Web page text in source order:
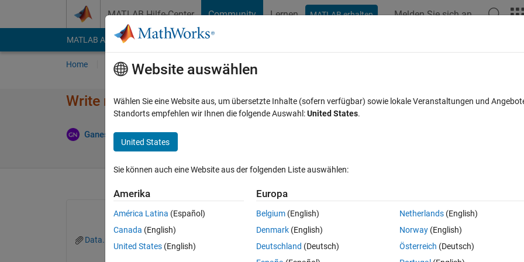
MATLAB Hilfe-Center Community Lernen MATLAB erhalten Melden Sie sich an
MATLAB Answers File Exchange Cody
Home Fragen Antworten Durchsuchen
Write nested cell array data into separate excel sheets
Ganesh Naik 18 Mär. 2022
0 Stimmen
Data.mat
Website auswählen
Wählen Sie eine Website aus, um übersetzte Inhalte (sofern verfügbar) sowie lokale Veranstaltungen und
Standorts empfehlen wir Ihnen die folgende Auswahl:United States.
United States
Sie können auch eine Website aus der folgenden Liste auswählen:
Amerika
América Latina (Español)
Canada (English)
United States (English)
Europa
Belgium (English)
Denmark (English)
Deutschland (Deutsch)
Netherlands(English)
Norway(English)
Österreich (Deutsch)